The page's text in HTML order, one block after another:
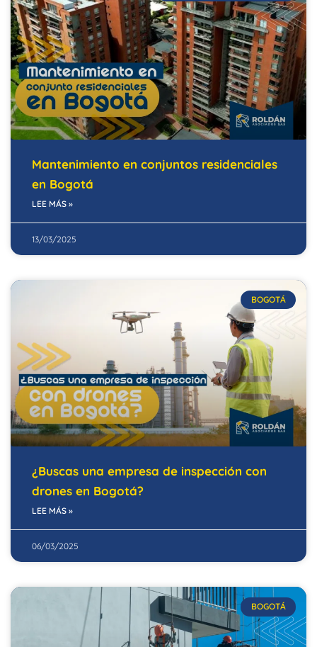
Mantenimiento en conjuntos residenciales
en Bogotá
LEE MÁS »
13/03/2025
BOGOTÁ
¿Buscas una empresa de inspección con
drones en Bogotá?
LEE MÁS »
06/03/2025
BOGOTÁ